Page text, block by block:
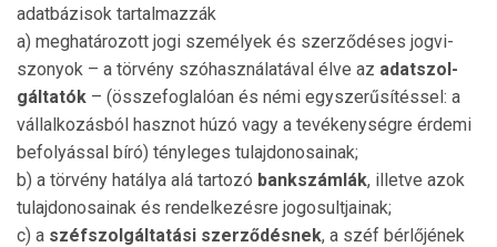
adatbázisok tartalmazzák
a) meghatározott jogi személyek és szerződéses jog­vi­
szonyok – a törvény szóhasználatával élve az adat­szol­
gáltatók – (összefoglalóan és némi egyszerűsítéssel: a
vállalkozásból hasznot húzó vagy a tevékeny­ség­re érdemi
befolyással bíró) tény­leges tulajdonosainak;
b) a törvény hatálya alá tartozó bankszámlák, illetve azok
tulajdonosainak és rendelkezésre jogosultjainak;
c) a széfszolgáltatási szerződésnek, a széf bérlőjének